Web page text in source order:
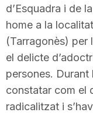
u
t
a
d’Esquadra i de
home a la
(Tarragonès) per
el delicte
persones. Durant
constatar com el
radicalitzat i